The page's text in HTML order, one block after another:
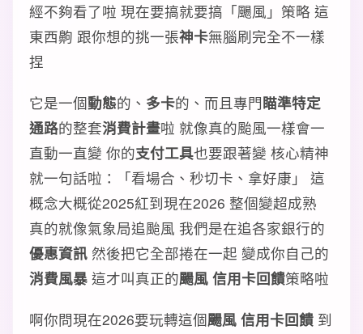
經不夠看了啦 現在要搞就要搞「颺風」策略 這
東西齁 跟你想的挑一張神卡無腦刷完全不一樣
捏
它是一個動態的、 多卡的、而且專門瞄準特定
通路的整套消費計畫啦 就像真的颱風一樣會一
直動一直變 你的支付工具也要跟著變 核心精神
就一句話啦：「看場合、秒切卡、拿好康」 這
概念大概從2025紅到現在2026 整個變超成熟
真的就像氣象局追颱風 我們是在追各家銀行的
優惠資訊 然後把它全部捲在一起 變成你自己的
消費風暴 這才叫真正的颺風 信用卡回饋策略啦
啊你問現在2026要玩轉這個颺風 信用卡回饋 到